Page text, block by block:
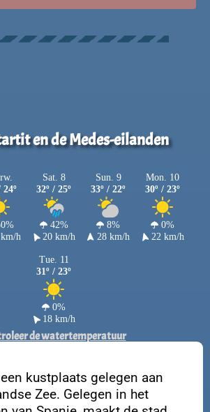
en de Medes-eilanden
24º
h
Sat. 8
32º / 25º
42%
20 km/h
Sun. 9
33º / 22º
8%
28 km/h
Mon. 10
30º / 23º
0%
22 km/h
Tue. 11
31º / 23º
0%
18 km/h
de watertemperatuur
kustplaats gelegen aan
Zee. Gelegen in het